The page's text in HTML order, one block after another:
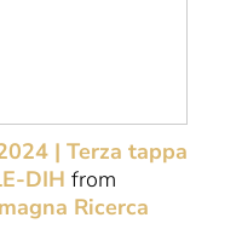
| Terza tappa
DIH from
Ricerca